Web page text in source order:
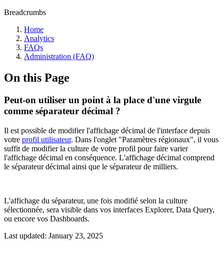
Breadcrumbs
Home
Analytics
FAQs
Administration (FAQ)
On this Page
Peut-on utiliser un point à la place d'une virgule
comme séparateur décimal ?
Il est possible de modifier l'affichage décimal de l'interface depuis
votre profil utilisateur. Dans l'onglet "Paramètres régionaux", il vous
suffit de modifier la culture de votre profil pour faire varier
l'affichage décimal en conséquence. L'affichage décimal comprend
le séparateur décimal ainsi que le séparateur de milliers.
L'affichage du séparateur, une fois modifié selon la culture
sélectionnée, sera visible dans vos interfaces Explorer, Data Query,
ou encore vos Dashboards.
Last updated: January 23, 2025